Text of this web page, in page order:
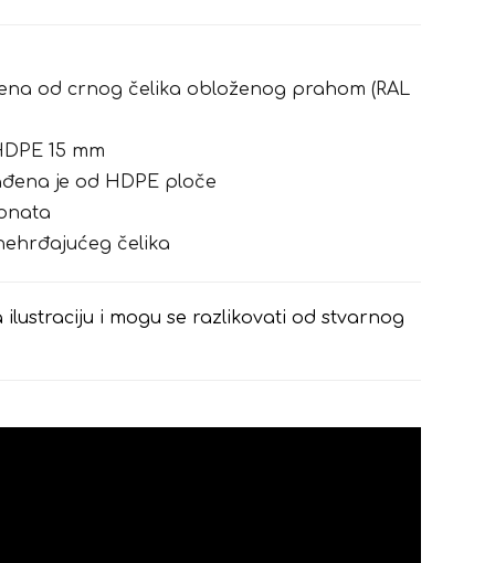
od crnog čelika obloženog prahom (RAL
15 mm
je od HDPE ploče
čelika
ilustraciju i mogu se razlikovati od stvarnog